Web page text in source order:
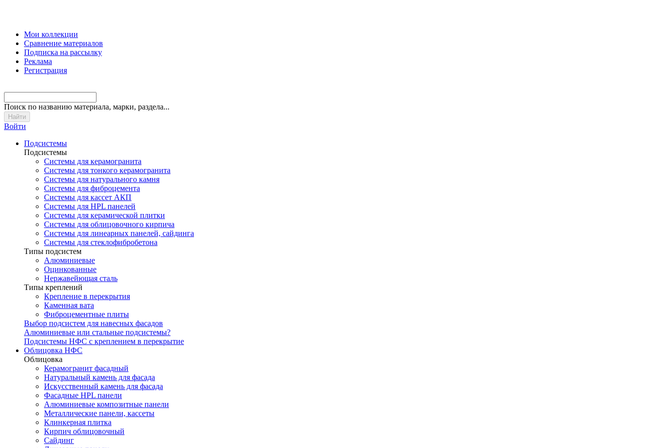
Мои коллекции
Сравнение материалов
Подписка на рассылку
Реклама
Регистрация
Поиск по названию материала, марки, раздела...
Войти
Подсистемы
Подсистемы
Системы для керамогранита
Системы для тонкого керамогранита
Системы для натурального камня
Системы для фиброцемента
Системы для кассет АКП
Системы для HPL панелей
Системы для керамической плитки
Системы для облицовочного кирпича
Системы для линеарных панелей, сайдинга
Системы для стеклофибробетона
Типы подсистем
Алюминиевые
Оцинкованные
Нержавейющая сталь
Типы креплений
Крепление в перекрытия
Каменная вата
Фиброцементные плиты
Выбор подсистем для навесных фасадов
Алюминиевые или стальные подсистемы?
Подсистемы НФС с креплением в перекрытие
Облицовка НФС
Облицовка
Керамогранит фасадный
Натуральный камень для фасада
Искусственный камень для фасада
Фасадные HPL панели
Алюминиевые композитные панели
Металлические панели, кассеты
Клинкерная плитка
Кирпич облицовочный
Сайдинг